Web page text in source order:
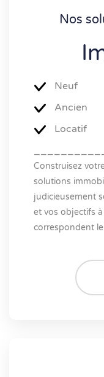
Nos
Neuf
Ancien
Locatif
Construisez
solutions
judicieusement
et vos objectifs
correspondent